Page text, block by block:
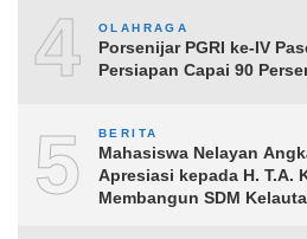
4 OLAHRAGA
Porsenijar PGRI ke-IV
Persiapan Capai 90
5 BERITA
Mahasiswa Nelayan
Apresiasi kepada H. T.A.
Membangun SDM